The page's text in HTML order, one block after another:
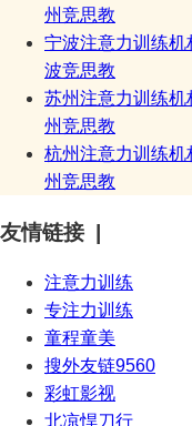
州竞思教
宁波注意力训练机
波竞思教
苏州注意力训练机
州竞思教
杭州注意力训练机
州竞思教
友情链接 |
注意力训练
专注力训练
童程童美
搜外友链9560
彩虹影视
北凉悍刀行